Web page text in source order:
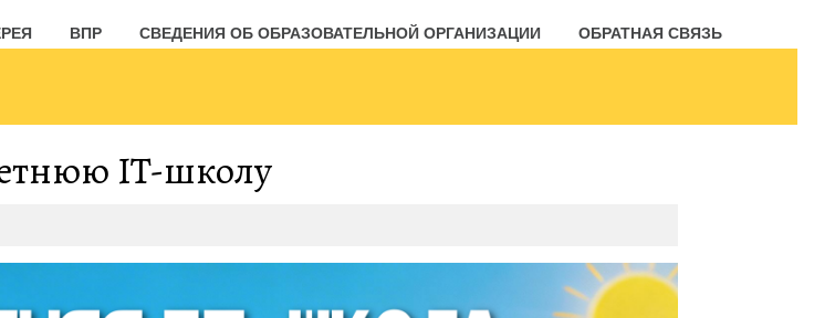
ВПР СВЕДЕНИЯ ОБ ОБРАЗОВАТЕЛЬНОЙ ОРГАНИЗАЦИИ ОБРАТНАЯ СВЯЗЬ
IT-школу